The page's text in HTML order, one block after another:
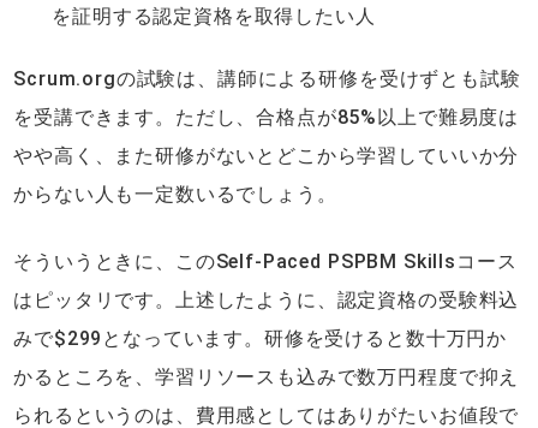
を証明する認定資格を取得したい人
Scrum.orgの試験は、講師による研修を受けずとも試験
を受講できます。ただし、合格点が85%以上で難易度は
やや高く、また研修がないとどこから学習していいか分
からない人も一定数いるでしょう。
そういうときに、このSelf-Paced PSPBM Skillsコース
はピッタリです。上述したように、認定資格の受験料込
みで$299となっています。研修を受けると数十万円か
かるところを、学習リソースも込みで数万円程度で抑え
られるというのは、費用感としてはありがたいお値段で